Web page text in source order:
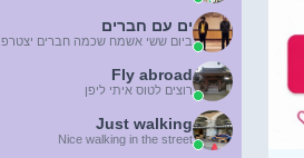
ים עם חברים
ביום ששי אשמח שכמה חברים יצטרפ...
Fly abroad
רוצים לטוס איתי ליפן
Just walking
Nice walking in the street